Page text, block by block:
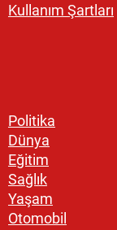
Kullanım Şartları
Politika
Dünya
Eğitim
Sağlık
Yaşam
Otomobil